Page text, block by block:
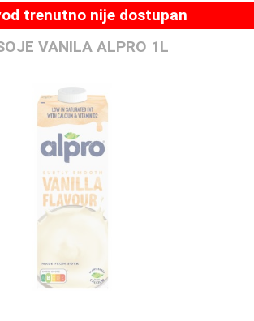
trenutno nije dostupan
VANILA ALPRO 1L